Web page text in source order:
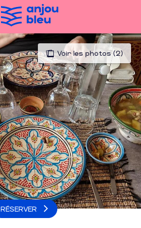
Voir les photos (2)
RÉSERVER